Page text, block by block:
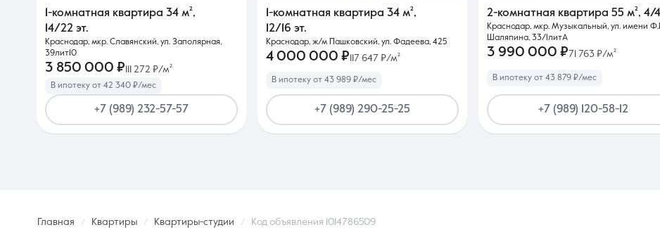
1-комнатная квартира 34 м²,
14/22 эт.
Краснодар, мкр. Славянский, ул. Заполярная,
39лит10
3 850 000 ₽ 111 272 ₽/м²
В ипотеку от 42 340 ₽/мес
+7 (989) 232-57-57
1-комнатная квартира 34 м²,
12/16 эт.
Краснодар, ж/м Пашковский, ул. Фадеева, 425
4 000 000 ₽ 117 647 ₽/м²
В ипотеку от 43 989 ₽/мес
+7 (989) 290-25-25
2-комнатная квартира 55 м², 4/
Краснодар, мкр. Музыкальный, ул. имени
Шаляпина, 33/1литА
3 990 000 ₽71 763 ₽/м²
В ипотеку от 43 879 ₽/мес
+7 (989) 120-58-12
Главная Квартиры Квартиры-студии Код объявления 1014786509